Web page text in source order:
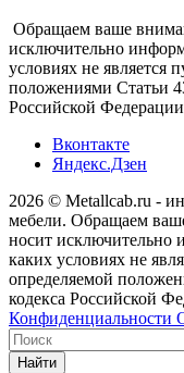
Обращаем ваше
исключительно
условиях не является
положениями Статьи
Российской
Вконтакте
Яндекс.Дзен
2026 © Metallcab.ru -
мебели. Обращаем
носит исключительно
каких условиях не
определяемой
кодекса Российской
Найти